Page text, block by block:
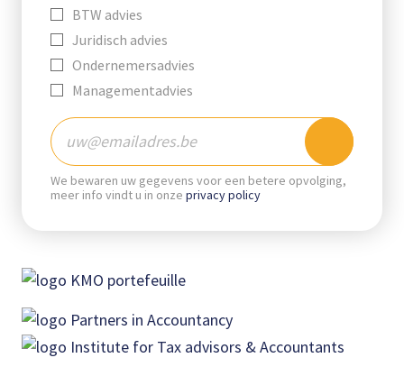
field
blank
BTW advies
Juridisch advies
Ondernemersadvies
Managementadvies
We bewaren uw gegevens voor een betere opvolging,
meer info vindt u in onze privacy policy